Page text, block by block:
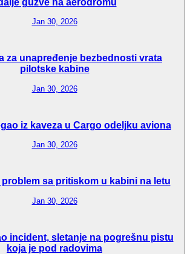
Jan 30, 2026
za unapređenje bezbednosti vrata
pilotske kabine
Jan 30, 2026
iz kaveza u Cargo odeljku aviona
Jan 30, 2026
problem sa pritiskom u kabini na letu
Jan 30, 2026
incident, sletanje na pogrešnu pistu
koja je pod radovima